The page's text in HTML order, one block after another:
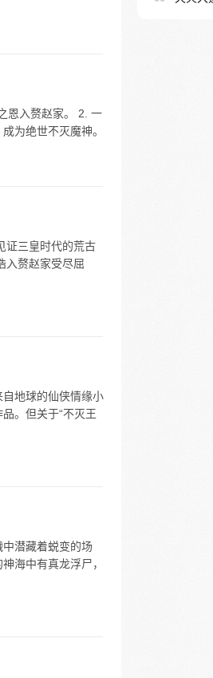
恩入赘赵家。 2. 一
为绝世不灭魔神。
证三皇时代的荒古
入赘赵家受尽屈
自地球的仙侠情缘小
。但关于“不灭王
潜藏着蜕变的场
海中有真龙浮尸，